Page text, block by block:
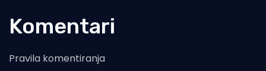
Komentari
Pravila komentiranja